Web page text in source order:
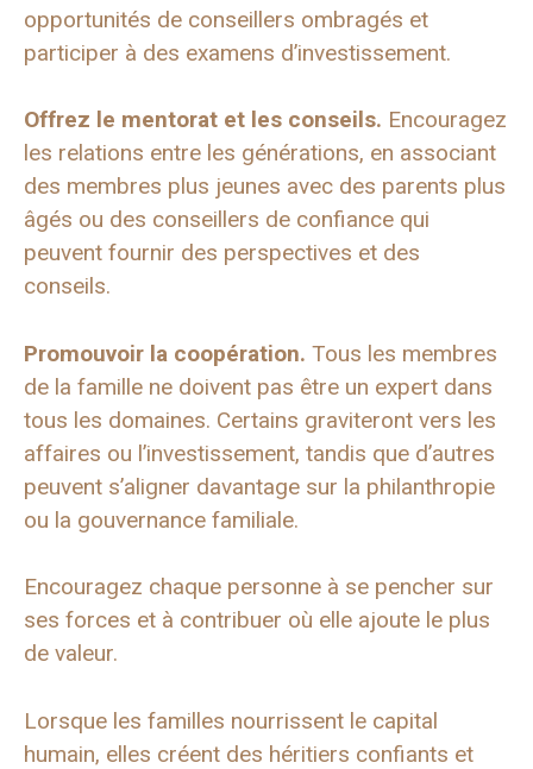
opportunités de conseillers ombragés et
participer à des examens d’investissement.
Offrez le mentorat et les conseils. Encouragez
les relations entre les générations, en associant
des membres plus jeunes avec des parents plus
âgés ou des conseillers de confiance qui
peuvent fournir des perspectives et des
conseils.
Promouvoir la coopération. Tous les membres
de la famille ne doivent pas être un expert dans
tous les domaines. Certains graviteront vers les
affaires ou l’investissement, tandis que d’autres
peuvent s’aligner davantage sur la philanthropie
ou la gouvernance familiale.
Encouragez chaque personne à se pencher sur
ses forces et à contribuer où elle ajoute le plus
de valeur.
Lorsque les familles nourrissent le capital
humain, elles créent des héritiers confiants et